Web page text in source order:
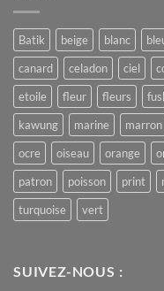
Batik beige blanc
canard
celadon ciel
etoile
fleur fleurs
kawung
marine marron
ocre
oiseau orange
patron
poisson print
turquoise
vert
SUIVEZ-NOUS :